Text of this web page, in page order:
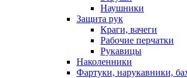
Наушники
Защита рук
Краги, вачеги
Рабочие перчатки
Рукавицы
Наколенники
Фартуки, нарукавники,